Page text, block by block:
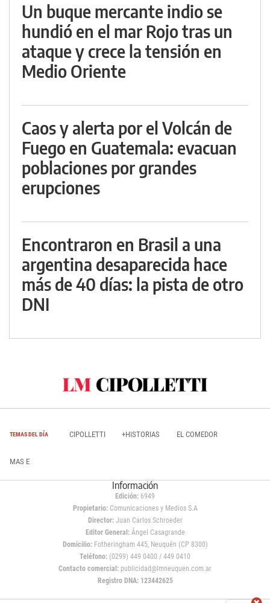
Un buque mercante indio se
hundió en el mar Rojo tras un
ataque y crece la tensión en
Medio Oriente
Caos y alerta por el Volcán de
Fuego en Guatemala: evacuan
poblaciones por grandes
erupciones
Encontraron en Brasil a una
argentina desaparecida hace
más de 40 días: la pista de otro
DNI
TEMAS DEL DÍA CIPOLLETTI +HISTORIAS EL COMEDOR
MAS E
Información
Edición: 6949
Propietario:Comunicaciones y Medios S.A
Director: Juan Carlos Schroeder
Editor General:Ángel Casagrande
Domicilio:Fotheringham 445, Neuquén (CP 8300)
Teléfono: (0299) 449 0400 / 449 0410
Contacto comercial: publicidad@lmneuquen.com.ar
Registro DNA: 123442625